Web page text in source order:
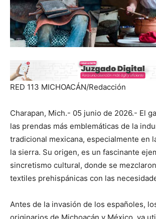
RED 113 MICHOACÁN/Redacción
Charapan, Mich.- 05 junio de 2026.- El
las prendas más emblemáticas de la
tradicional mexicana, especialmente en
la sierra. Su origen, es un fascinante
sincretismo cultural, donde se
textiles prehispánicas con las
Antes de la invasión de los españoles,